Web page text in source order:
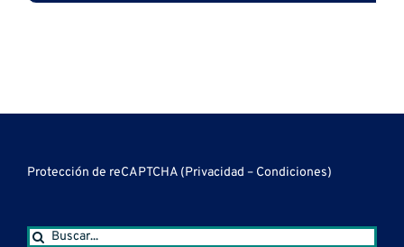
Protección de reCAPTCHA (Privacidad – Condiciones)
Buscar: